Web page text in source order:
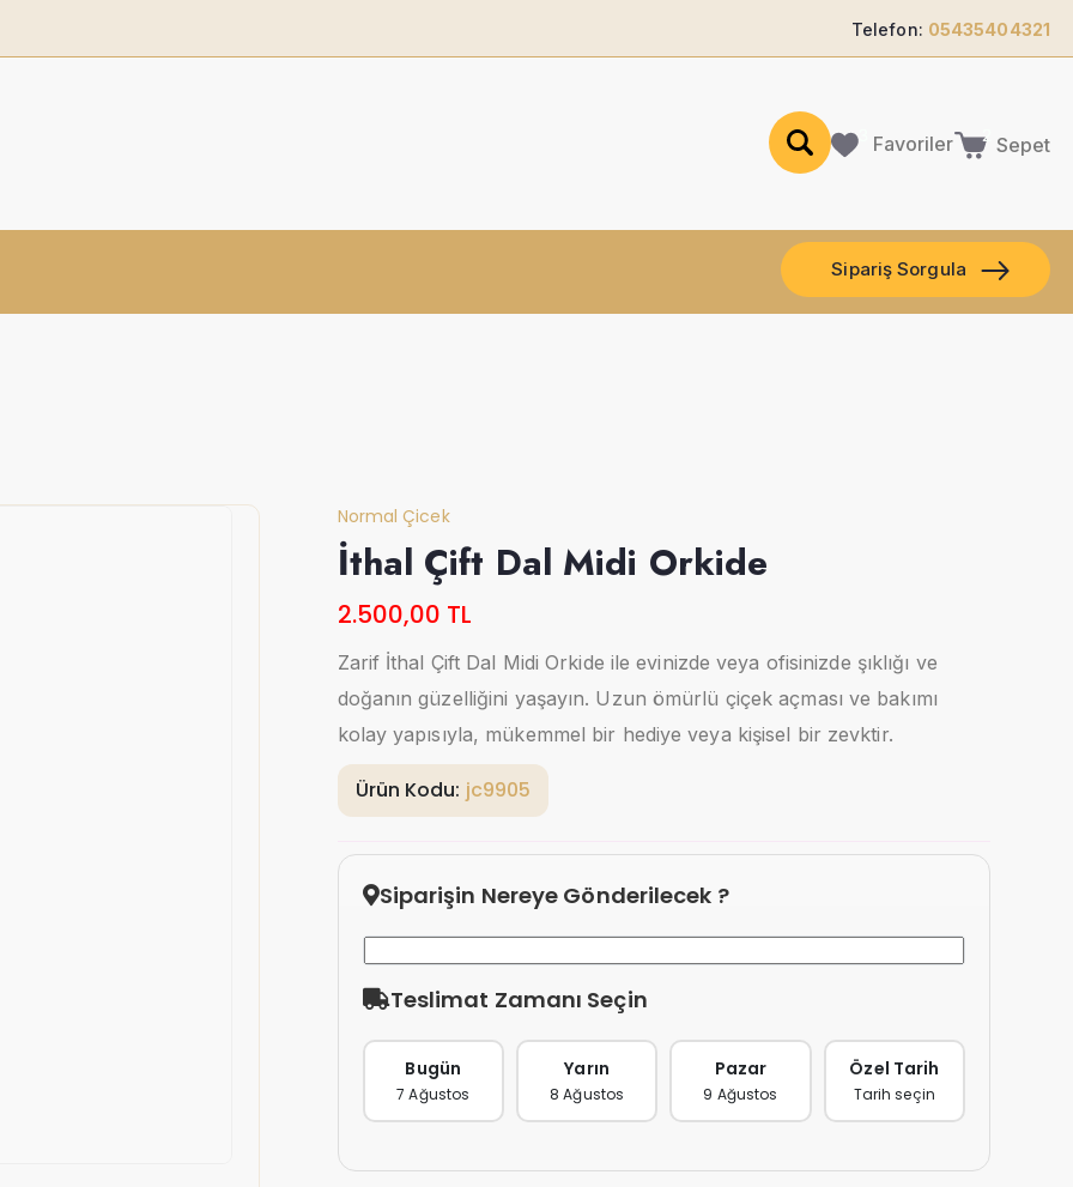
Telefon: 05435404321
Favoriler Sepet
Sipariş Sorgula
Normal Çicek
İthal Çift Dal Midi Orkide
2.500,00 TL
Zarif İthal Çift Dal Midi Orkide ile evinizde veya ofisinizde şıklığı ve
doğanın güzelliğini yaşayın. Uzun ömürlü çiçek açması ve bakımı
kolay yapısıyla, mükemmel bir hediye veya kişisel bir zevktir.
Ürün Kodu: jc9905
Siparişin Nereye Gönderilecek ?
Teslimat Zamanı Seçin
Bugün
7 Ağustos
Yarın
8 Ağustos
Pazar
9 Ağustos
Özel Tarih
Tarih seçin